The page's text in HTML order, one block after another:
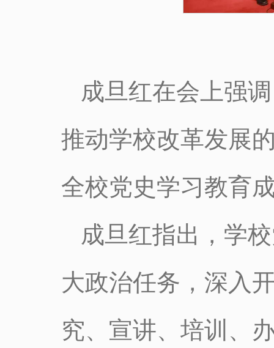
成旦红在会上强
推动学校改革发展
全校党史学习教育
成旦红指出，学
大政治任务，深入
究、宣讲、培训、